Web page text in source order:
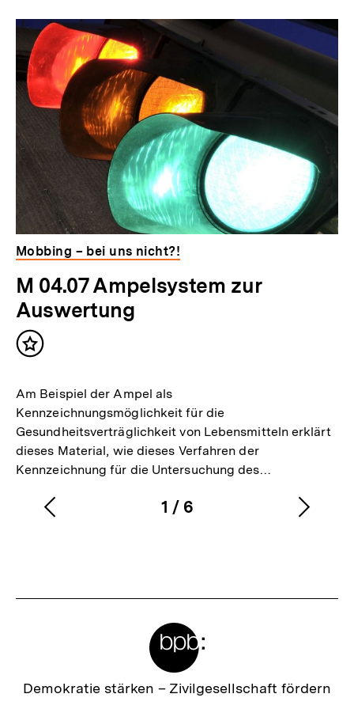
I
n
h
a
t
Inhaltskarousell
für
weitere
Inhalte
Inhaltskarussell
überspringen
Mobbing – bei uns nicht?!
M 04.07 Ampelsystem zur
Auswertung
Inhalt
Am Beispiel der Ampel als
Kennzeichnungsmöglichkeit für die
Gesundheitsverträglichkeit von Lebensmitteln erklärt
dieses Material, wie dieses Verfahren der
Kennzeichnung für die Untersuchung des…
Karussellinhalt
1
von
/ 6
Vorherigen
Zur
Demokratie stärken – Zivilgesellschaft fördern